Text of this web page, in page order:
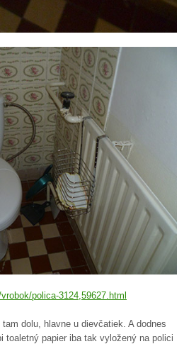
polica-3124,59627.html
dolu, hlavne u dievčatiek. A dodnes
toaletný papier iba tak vyložený na polici